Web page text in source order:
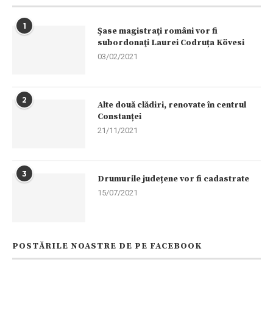
1
Şase magistraţi români vor fi
subordonaţi Laurei Codruța Kövesi
03/02/2021
2
Alte două clădiri, renovate în centrul
Constanței
21/11/2021
3 Drumurile județene vor fi cadastrate
15/07/2021
POSTĂRILE NOASTRE DE PE FACEBOOK